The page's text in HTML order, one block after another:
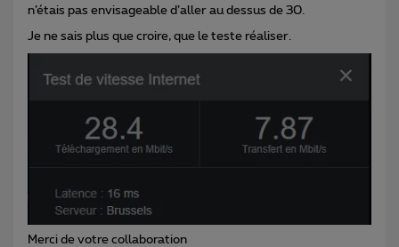
n’étais pas envisageable d’aller au dessus de 30.
Je ne sais plus que croire, que le teste réaliser.
Merci de votre collaboration